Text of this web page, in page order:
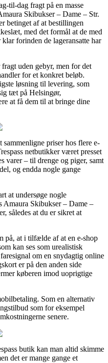
til-dag fragt på en masse
Skibukser – Dame – Str.
betinget af at bestillingen
med det formål at de med
forinden de lageransatte har
uden gebyr, men for det
for et konkret beløb.
løsning til levering, som
tæt på Helsingør,
at få dem til at bringe dine
priser hos flere e-
netbutikker været presset
varer – til drenge og piger, samt
og endda nogle gange
at undersøge nogle
Amaura Skibukser – Dame –
således at du er sikret at
på, at i tilfælde af at en e-shop
kan ses som urealistisk
om en snydagtig online
er på den anden side
køberen imod uoprigtige
Som en alternativ
som for eksempel
senere.
butik kan man altid skimme
det er mange gange et